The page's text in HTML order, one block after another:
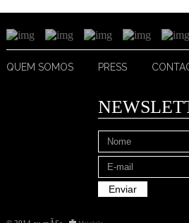
QUEM SOMOS PRESS